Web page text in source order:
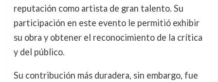
reputación como artista de gran talento. Su
participación en este evento le permitió exhibir
su obra y obtener el reconocimiento de la crítica
y del público.
Su contribución más duradera, sin embargo, fue